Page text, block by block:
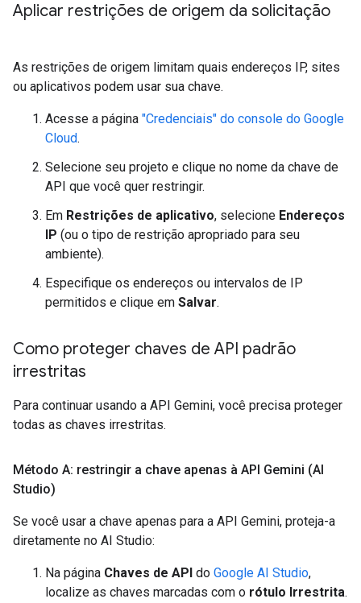
Aplicar restrições de origem da solicitação
As restrições de origem limitam quais endereços IP, sites
ou aplicativos podem usar sua chave.
Acesse a página "Credenciais" do console do Google
Cloud.
Selecione seu projeto e clique no nome da chave de
API que você quer restringir.
Em Restrições de aplicativo, selecione Endereços
IP (ou o tipo de restrição apropriado para seu
ambiente).
Especifique os endereços ou intervalos de IP
permitidos e clique em Salvar.
Como proteger chaves de API padrão
irrestritas
Para continuar usando a API Gemini, você precisa proteger
todas as chaves irrestritas.
Método A: restringir a chave apenas à API Gemini (AI
Studio)
Se você usar a chave apenas para a API Gemini, proteja-a
diretamente no AI Studio:
Na página Chaves de API do Google AI Studio,
localize as chaves marcadas com o rótulo Irrestrita.